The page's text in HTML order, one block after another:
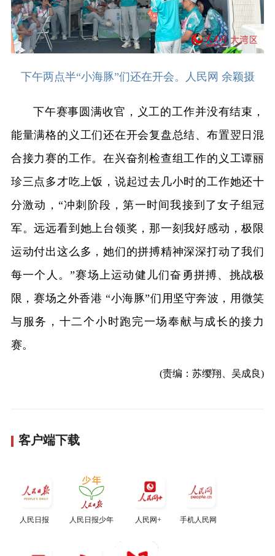
下午两点半“小海豚”们还在开会。人民网 余颖摄
下午赛事圆满收官，义工的工作并没有结束，
能量满格的义工们还在开会复盘总结、布置翌日混
合接力赛的工作。在兴奋剂检查组工作的义工谭丽
珍三点多才吃上饭，说起过去几小时的工作她还十
分激动，“冲刺阶段，第一时间我接到了女子组冠
军。远远看到她上台领奖，那一刻我好感动，极限
运动付出这么多，她们的拼搏精神深深打动了我们
每一个人。”赛场上运动健儿们奋勇拼搏、挑战极
限，赛场之外香港 “小海豚”们用坚守奔波，用微笑
与服务，十二个小时跑完一场奉献与成长的接力
赛。
(责编：苏缨翔、吴成良)
客户端下载
人民日报 人民日报少年 人民网+ 手机人民网